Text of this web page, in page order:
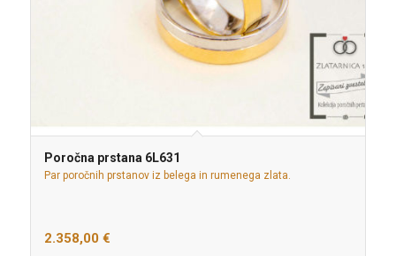
Poročna prstana 6L631
Par poročnih prstanov iz belega in rumenega zlata.
2.358,00 €